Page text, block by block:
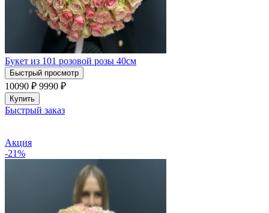
Букет из 101 розовой розы 40см
Быстрый просмотр
10090 ₽ 9990 ₽
Купить
Быстрый заказ
Акция
-21%